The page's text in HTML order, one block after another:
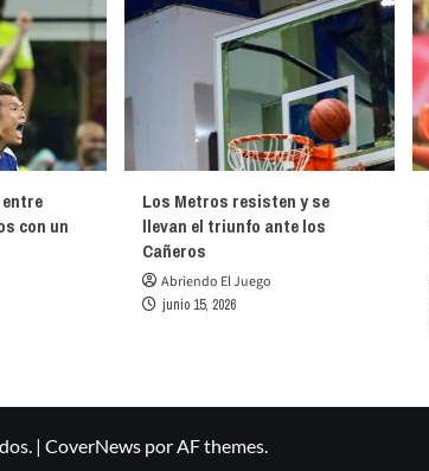
con un
Los Metros resisten y se
llevan el triunfo ante los
Cañeros
Abriendo El Juego
junio 15, 2026
| CoverNews por AF themes.